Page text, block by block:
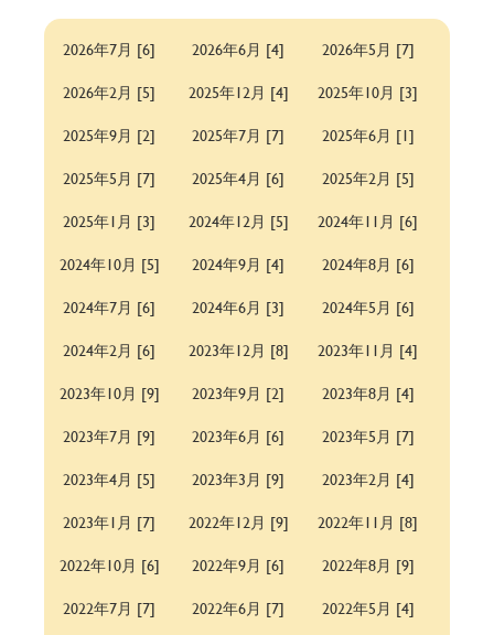
2026年7月 [6] 2026年6月 [4]
2026年5月 [7]
2026年2月 [5]
2025年12月 [4]
2025年10月 [3]
2025年9月 [2]
2025年7月 [7]
2025年6月 [1]
2025年5月 [7]
2025年4月 [6]
2025年2月 [5]
2025年1月 [3]
2024年12月 [5]
2024年11月 [6]
2024年10月 [5]
2024年9月 [4]
2024年8月 [6]
2024年7月 [6]
2024年6月 [3]
2024年5月 [6]
2024年2月 [6]
2023年12月 [8]
2023年11月 [4]
2023年10月 [9]
2023年9月 [2]
2023年8月 [4]
2023年7月 [9]
2023年6月 [6]
2023年5月 [7]
2023年4月 [5]
2023年3月 [9]
2023年2月 [4]
2023年1月 [7]
2022年12月 [9]
2022年11月 [8]
2022年10月 [6]
2022年9月 [6]
2022年8月 [9]
2022年7月 [7]
2022年6月 [7]
2022年5月 [4]